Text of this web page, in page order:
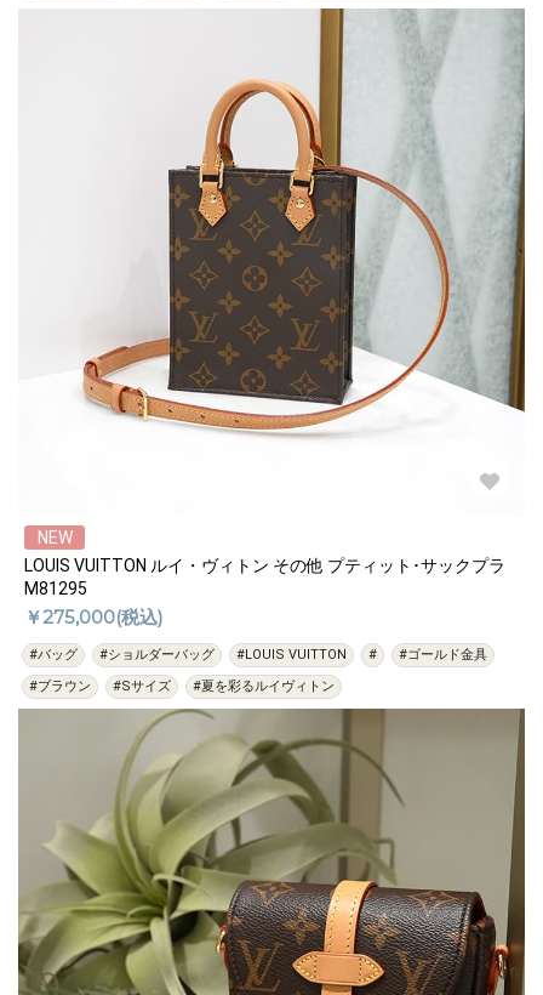
NEW
LOUIS VUITTON ルイ・ヴィトン その他 プティット･サックプラ
M81295
￥275,000(税込)
#バッグ #ショルダーバッグ #LOUIS VUITTON #
#ゴールド金具
#ブラウン
#Sサイズ #夏を彩るルイヴィトン